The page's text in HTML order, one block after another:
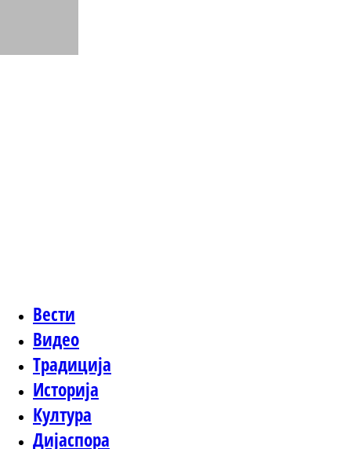
Вести
Видео
Традиција
Историја
Култура
Дијаспора